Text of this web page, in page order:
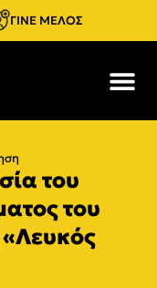
ΓΙΝΕ ΜΕΛΟΣ
του
του